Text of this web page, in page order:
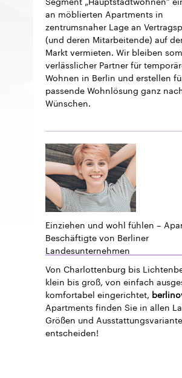
an möblierten Apartments in
zentrumsnaher Lage an
(und deren Mitarbeitende) auf
Markt vermieten. Wir bleiben
verlässlicher Partner für
Wohnen in Berlin und erstellen
passende Wohnlösung ganz
Wünschen.
Einziehen und wohl fühlen –
Beschäftigte von Berliner
Landesunternehmen
Von Charlottenburg bis
klein bis groß, von einfach
komfortabel eingerichtet,
Apartments finden Sie in allen
Größen und
entscheiden!